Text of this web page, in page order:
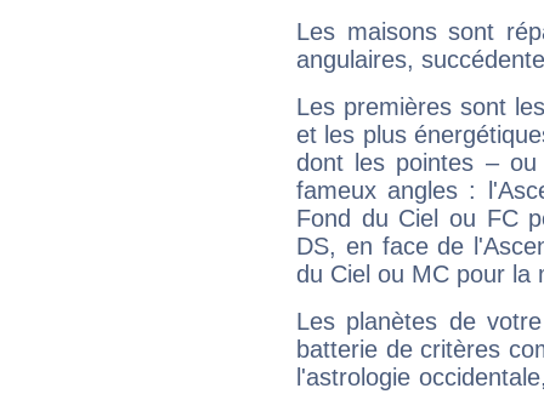
Les maisons sont
angulaires,
Les premières sont
et les plus
dont les pointes –
fameux angles :
Fond du Ciel ou FC
DS, en face de
du Ciel ou MC pour la
Les planètes de
batterie de critères
l'astrologie